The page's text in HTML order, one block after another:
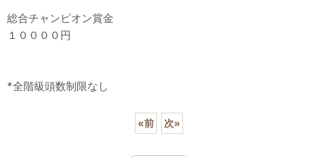
総合チャンピオン賞金
１００００円
*全階級頭数制限なし
«前 次»